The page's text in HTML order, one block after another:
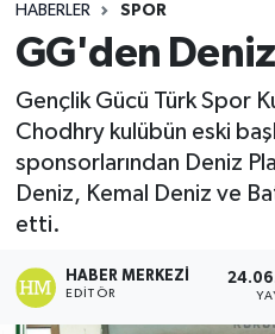
HABERLER SPOR
GG'den
Gençlik Gücü Türk Spor
Chodhry kulübün eski
sponsorlarından Deniz
Deniz, Kemal Deniz ve
etti.
HABER MERKEZI
EDITÖR
BİLİM
ÇATALKÖY
DÜNYA
EKONOMİ
Süper Lig Puan
Tüm Manşetler
Son Dakika Haberleri